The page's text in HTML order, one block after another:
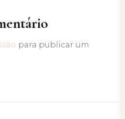
para publicar um